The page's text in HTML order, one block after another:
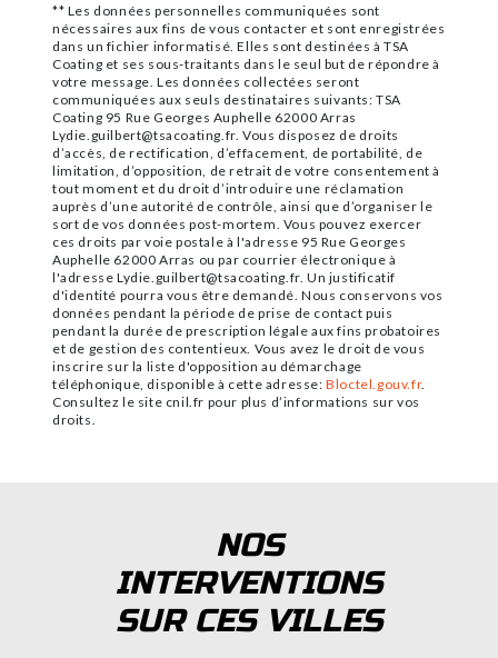
** Les données personnelles communiquées sont
nécessaires aux fins de vous contacter et sont enregistrées
dans un fichier informatisé. Elles sont destinées à TSA
Coating et ses sous-traitants dans le seul but de répondre à
votre message. Les données collectées seront
communiquées aux seuls destinataires suivants: TSA
Coating 95 Rue Georges Auphelle 62000 Arras
Lydie.guilbert@tsacoating.fr. Vous disposez de droits
d’accès, de rectification, d’effacement, de portabilité, de
limitation, d’opposition, de retrait de votre consentement à
tout moment et du droit d’introduire une réclamation
auprès d’une autorité de contrôle, ainsi que d’organiser le
sort de vos données post-mortem. Vous pouvez exercer
ces droits par voie postale à l'adresse 95 Rue Georges
Auphelle 62000 Arras ou par courrier électronique à
l'adresse Lydie.guilbert@tsacoating.fr. Un justificatif
d'identité pourra vous être demandé. Nous conservons vos
données pendant la période de prise de contact puis
pendant la durée de prescription légale aux fins probatoires
et de gestion des contentieux. Vous avez le droit de vous
inscrire sur la liste d'opposition au démarchage
téléphonique, disponible à cette adresse:Bloctel.gouv.fr.
Consultez le site cnil.fr pour plus d’informations sur vos
droits.
NOS
INTERVENTIONS
SUR CES VILLES